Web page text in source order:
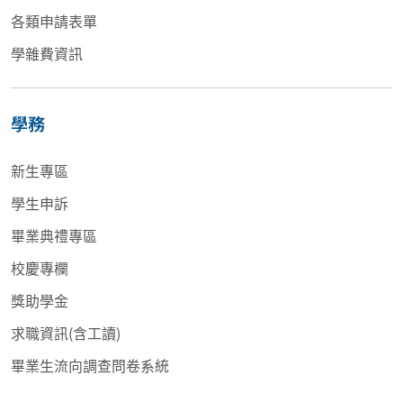
各類申請表單
學雜費資訊
學務
新生專區
學生申訴
畢業典禮專區
校慶專欄
獎助學金
求職資訊(含工讀)
畢業生流向調查問卷系統